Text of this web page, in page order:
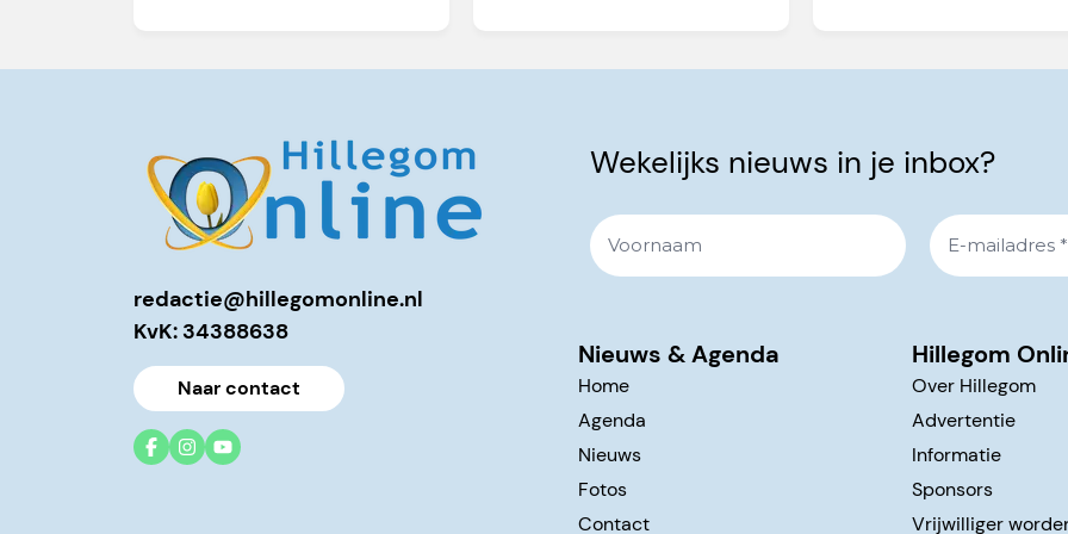
redactie@hillegomonline.nl
KvK: 34388638
Naar contact
Wekelijks nieuws in je inbox?
Nieuws & Agenda
Home
Agenda
Nieuws
Fotos
Contact
Hillegom
Over Hillegom
Advertentie
Informatie
Sponsors
Vrijwilliger